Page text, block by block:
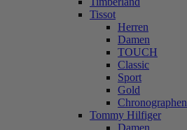
Tissot
Herren
Damen
TOUCH
Classic
Sport
Gold
Chronographen
Tommy Hilfiger
Damen